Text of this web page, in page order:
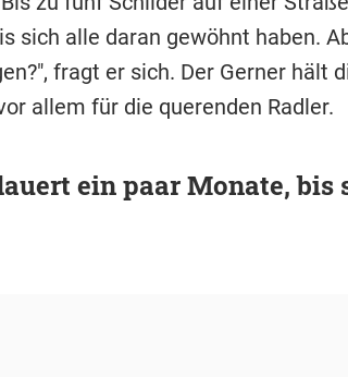
sich alle daran gewöhnt haben.
fragt er sich. Der Gerner hält
allem für die querenden Radler.
ein paar Monate, bis